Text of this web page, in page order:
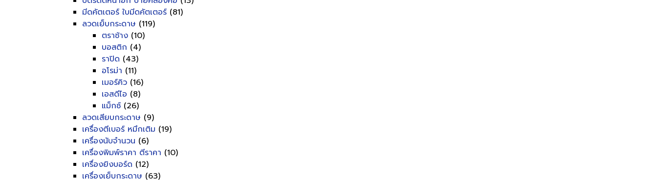
มีดคัตเตอร์ ใบมีดคัตเตอร์ (81)
ลวดเย็บกระดาษ (119)
ตราช้าง (10)
บอสติก (4)
ราปิด (43)
อโรม่า (11)
เมอร์คิว (16)
เอสดีไอ (8)
แม็กซ์ (26)
ลวดเสียบกระดาษ (9)
เครื่องตีเบอร์ หมึกเติม (19)
เครื่องนับจำนวน (6)
เครื่องพิมพ์ราคา ตีราคา (10)
เครื่องยิงบอร์ด (12)
เครื่องเย็บกระดาษ (63)